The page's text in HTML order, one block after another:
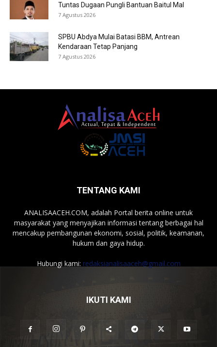
Tuntas Dugaan Pungli Bantuan Baitul Mal
7 Agustus 2026
SPBU Abdya Mulai Batasi BBM, Antrean
Kendaraan Tetap Panjang
7 Agustus 2026
TENTANG KAMI
ANALISAACEH.COM, adalah Portal berita online untuk
masyarakat yang menyajikan informasi tentang berbagai hal
mencakup pembangunan ekonomi, sosial, politik, keamanan,
hukum dan gaya hidup.
Hubungi kami: redaksianalisaaceh@gmail.com
IKUTI KAMI